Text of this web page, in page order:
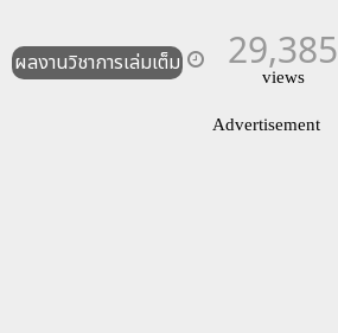
ผลงานวิชาการเล่มเต็ม 29,385
views
Advertisement